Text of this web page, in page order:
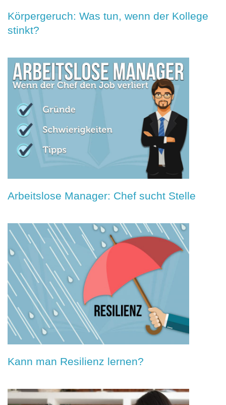
Körpergeruch: Was tun, wenn der Kollege
stinkt?
Arbeitslose Manager: Chef sucht Stelle
Kann man Resilienz lernen?